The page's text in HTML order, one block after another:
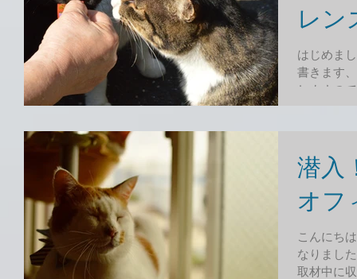
レン
はじめま
書きます
しますの
潜入
オフ
こんにち
なりまし
取材中に